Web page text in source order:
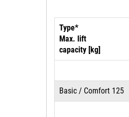
Type*
Max. lift
capacity [kg]
Basic / Comfort 125